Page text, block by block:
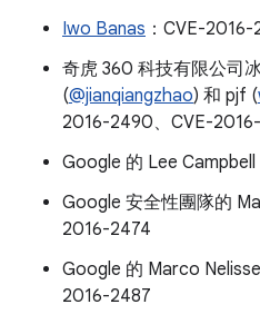
Iwo Banas ：CVE-2016-
奇虎 360 科技有限公司
(@jianqiangzhao) 和 pjf (
2016-2490、CVE-
Google 的 Lee
Google 安全性團隊的
2016-2474
Google 的 Marco
2016-2487